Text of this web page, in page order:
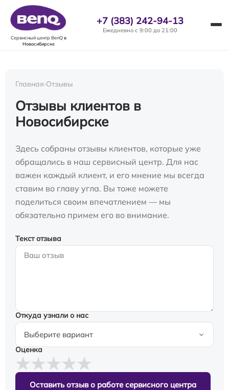
Сервисный центр BenQв
Новосибирске
+7 (383) 242-94-13
Ежедневно с 9:00 до 21:00
Главная›Отзывы
Отзывы клиентов в
Новосибирске
Здесь собраны отзывы клиентов, которые уже
обращались в наш сервисный центр. Для нас
важен каждый клиент, и его мнение мы всегда
ставим во главу угла. Вы тоже можете
поделиться своим впечатлением — мы
обязательно примем его во внимание.
Текст отзыва
Откуда узнали о нас
Оценка
Оставить отзыв о работе сервисного центра